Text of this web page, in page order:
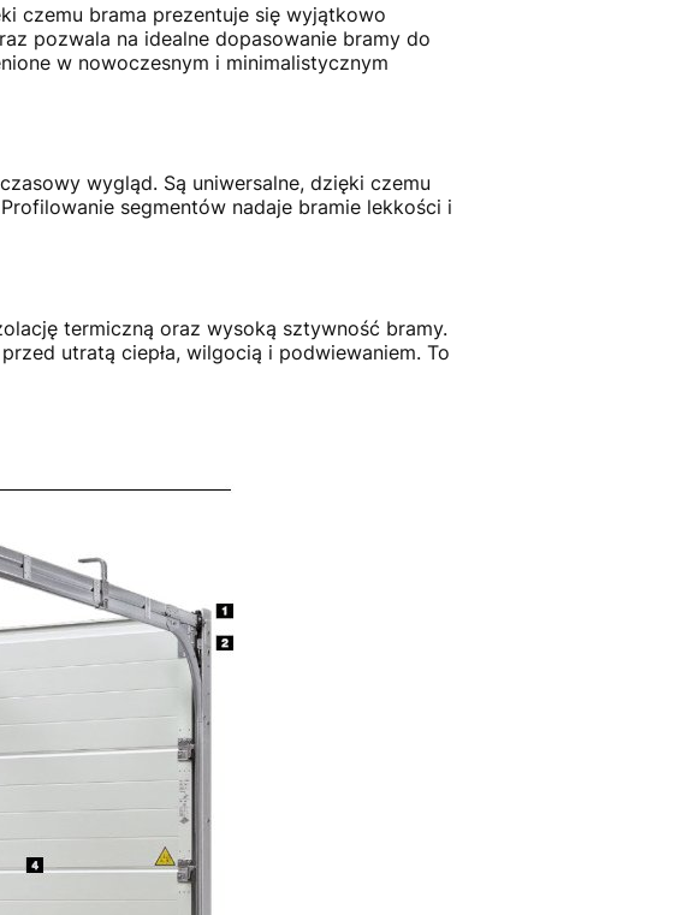
czemu brama prezentuje się wyjątkowo
pozwala na idealne dopasowanie bramy do
w nowoczesnym i minimalistycznym
wygląd. Są uniwersalne, dzięki czemu
segmentów nadaje bramie lekkości i
termiczną oraz wysoką sztywność bramy.
utratą ciepła, wilgocią i podwiewaniem. To